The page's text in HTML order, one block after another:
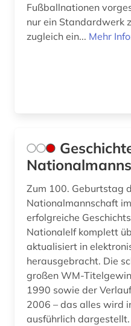
Fußballnationen
nur ein Standardwerk
zugleich ein... Mehr
Zum 100. Geburtstag
Nationalmannschaft
erfolgreiche
Nationalelf komplett
aktualisiert in
herausgebracht. Die
großen WM-
1990 sowie der
2006 – das alles wird
ausführlich dargestellt.